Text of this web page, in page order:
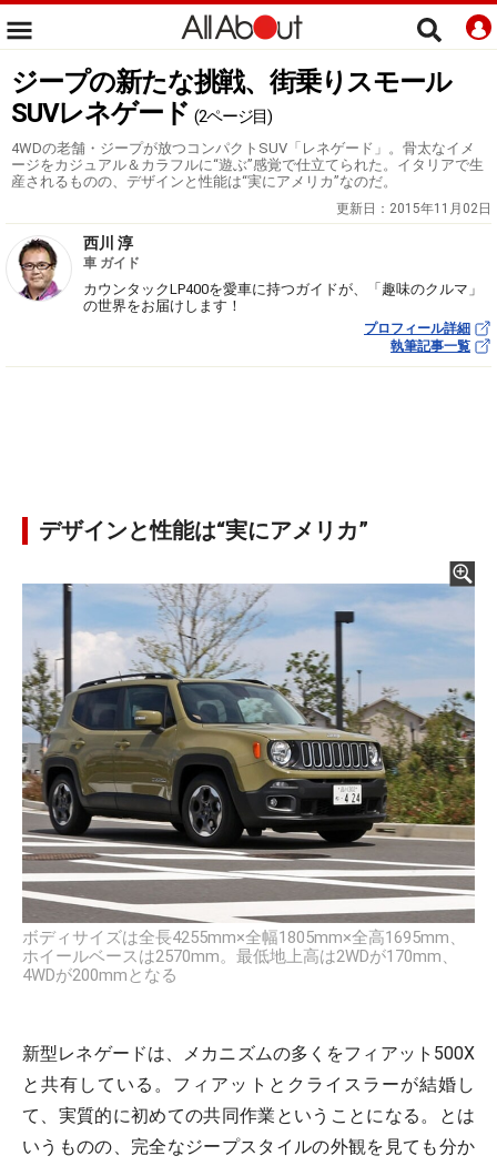
ジープの新たな挑戦、街乗りスモール
SUVレネゲード (2ページ目)
4WDの老舗・ジープが放つコンパクトSUV「レネゲード」。骨太なイメ
ージをカジュアル＆カラフルに“遊ぶ”感覚で仕立てられた。イタリアで生
産されるものの、デザインと性能は“実にアメリカ”なのだ。
更新日： 2015年11月02日
西川 淳
車 ガイド
カウンタックLP400を愛車に持つガイドが、「趣味のクルマ」
の世界をお届けします！
プロフィール詳細
執筆記事一覧
デザインと性能は“実にアメリカ”
ボディサイズは全長4255mm×全幅1805mm×全高1695mm、
ホイールベースは2570mm。最低地上高は2WDが170mm、
4WDが200mmとなる
新型レネゲードは、メカニズムの多くをフィアット500X
と共有している。フィアットとクライスラーが結婚し
て、実質的に初めての共同作業ということになる。とは
いうものの、完全なジープスタイルの外観を見ても分か